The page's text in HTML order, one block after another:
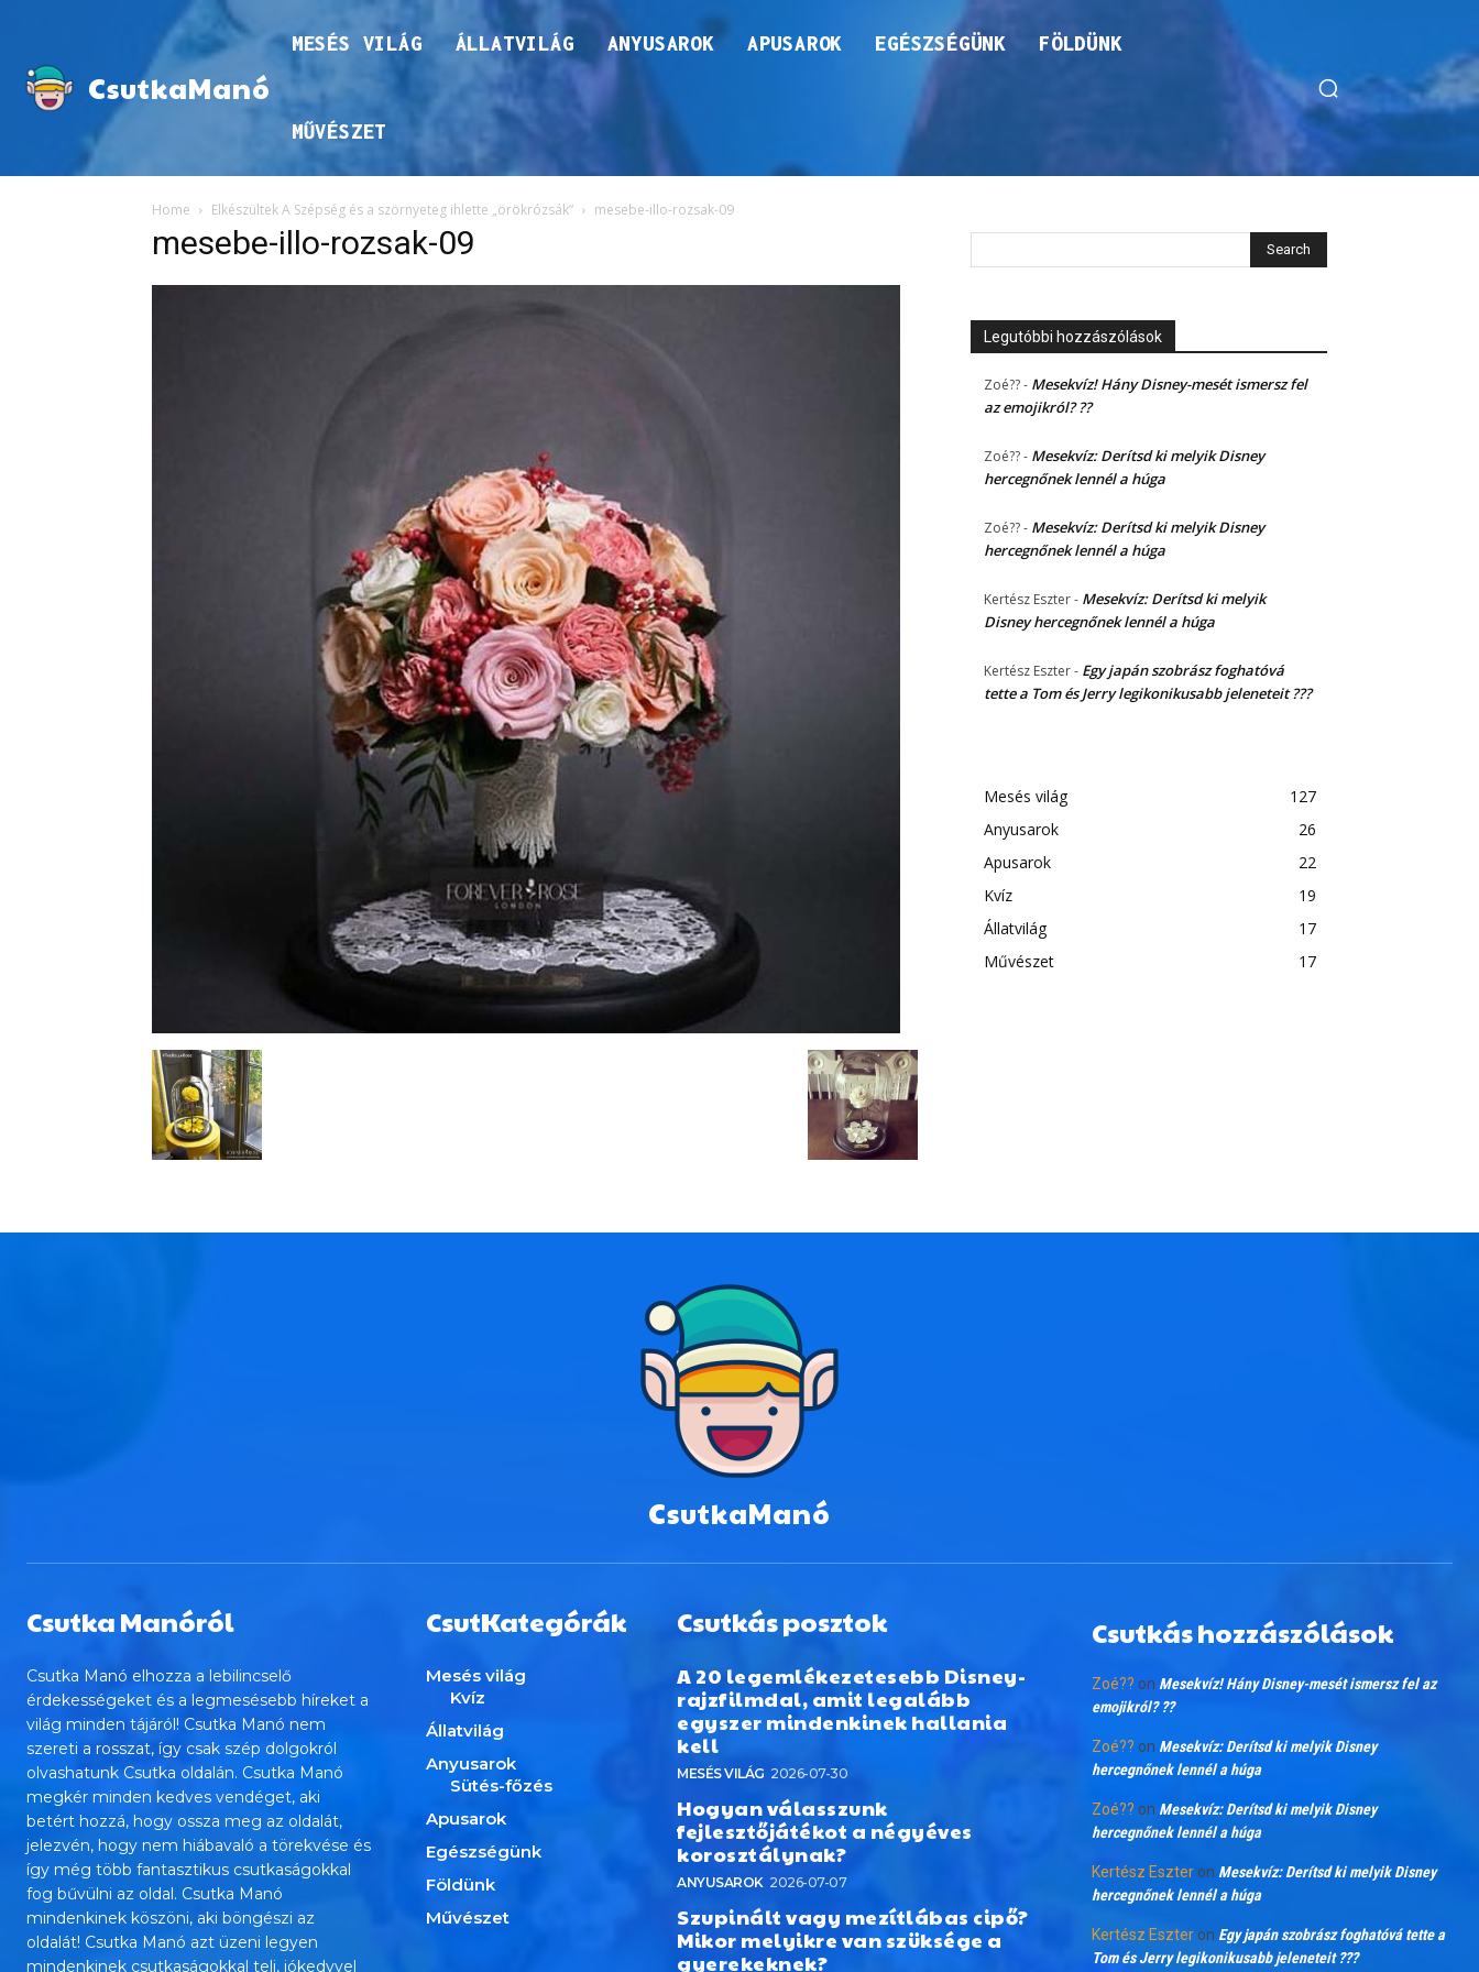
CsutkaManó
MESÉS VILÁG ÁLLATVILÁG ANYUSAROK APUSAROK EGÉSZSÉGÜNK FÖLDÜNK
MŰVÉSZET
Home Elkészültek A Szépség és a szörnyeteg ihlette „örökrózsák” mesebe-illo-rozsak-09
mesebe-illo-rozsak-09
Legutóbbi hozzászólások
Zoé??- Mesekvíz! Hány Disney-mesét ismersz fel
az emojikról? ??
Zoé??- Mesekvíz: Derítsd ki melyik Disney
hercegnőnek lennél a húga
Zoé??- Mesekvíz: Derítsd ki melyik Disney
hercegnőnek lennél a húga
Kertész Eszter- Mesekvíz: Derítsd ki melyik
Disney hercegnőnek lennél a húga
Kertész Eszter- Egy japán szobrász foghatóvá
tette a Tom és Jerry legikonikusabb jeleneteit ???
Mesés világ
127
Anyusarok
26
Apusarok
22
Kvíz
19
Állatvilág
17
Művészet
17
CsutkaManó
Csutka Manóról
Csutka Manó elhozza a lebilincselő
érdekességeket és a legmesésebb híreket a
világ minden tájáról! Csutka Manó nem
szereti a rosszat, így csak szép dolgokról
olvashatunk Csutka oldalán. Csutka Manó
megkér minden kedves vendéget, aki
betért hozzá, hogy ossza meg az oldalát,
jelezvén, hogy nem hiábavaló a törekvése és
így még több fantasztikus csutkaságokkal
fog bűvülni az oldal. Csutka Manó
mindenkinek köszöni, aki böngészi az
oldalát! Csutka Manó azt üzeni legyen
mindenkinek csutkaságokkal teli, jókedvvel
CsutKategórák
Mesés világ
Kvíz
Állatvilág
Anyusarok
Sütés-főzés
Apusarok
Egészségünk
Földünk
Művészet
Csutkás posztok
A 20 legemlékezetesebb Disney-
rajzfilmdal, amit legalább
egyszer mindenkinek hallania
kell
MESÉS VILÁG 2026-07-30
Hogyan válasszunk
fejlesztőjátékot a négyéves
korosztálynak?
ANYUSAROK 2026-07-07
Szupinált vagy mezítlábas cipő?
Mikor melyikre van szüksége a
gyerekeknek?
Csutkás hozzászólások
Zoé?? on Mesekvíz! Hány Disney-mesét ismersz fel az
emojikról? ??
Zoé?? on Mesekvíz: Derítsd ki melyik Disney
hercegnőnek lennél a húga
Zoé?? on Mesekvíz: Derítsd ki melyik Disney
hercegnőnek lennél a húga
Kertész Eszteron Mesekvíz: Derítsd ki melyik Disney
hercegnőnek lennél a húga
Kertész Eszteron Egy japán szobrász foghatóvá tette a
Tom és Jerry legikonikusabb jeleneteit ???